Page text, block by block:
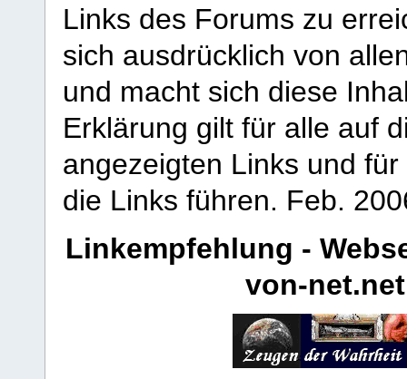
Links des Forums zu
sich ausdrücklich von
und macht sich diese
Erklärung gilt für alle auf
angezeigten Links und
die Links führen. Feb.
Linkempfehlung -
von-net.net